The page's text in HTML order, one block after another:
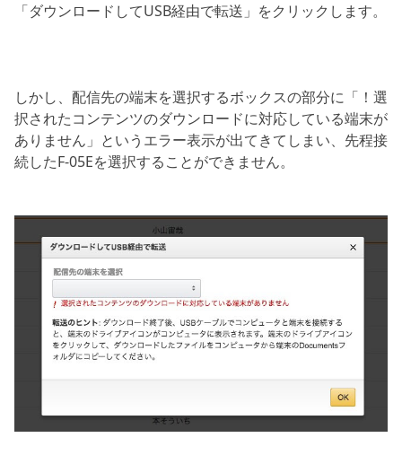
「ダウンロードしてUSB経由で転送」をクリックします。
しかし、配信先の端末を選択するボックスの部分に「！選
択されたコンテンツのダウンロードに対応している端末が
ありません」というエラー表示が出てきてしまい、先程接
続したF-05Eを選択することができません。